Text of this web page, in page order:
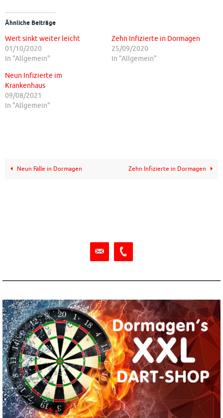
Ähnliche Beiträge
Wert sinkt weiter leicht
01/10/2020
In "Allgemein"
Zehn Infizierte in Dormagen
25/09/2020
In "Allgemein"
Neun Infizierte im
Krankenhaus
09/08/2021
In "Allgemein"
Neun Fälle in Dormagen Zehn Infizierte in Dormagen